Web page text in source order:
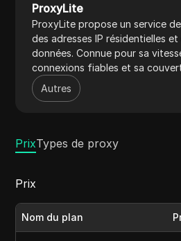
ProxyLite
ProxyLite propose un service
des adresses IP résidentielles
données. Connue pour sa
connexions fiables et sa
étendue, ProxyLite est idéale
confidentialité en ligne,
des utilisateurs, ProxyLite offre
conviviale et des fonctionnalités
fluide et sécurisée. Le large
choix de premier plan dans
Autres
PrixTypes de proxy
Prix
Nom du plan